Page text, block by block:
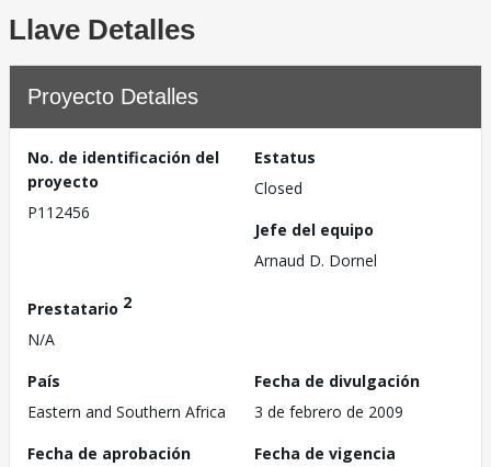
Llave Detalles
Proyecto Detalles
No. de identificación del
proyecto
P112456
Estatus
Closed
Jefe del equipo
Arnaud D. Dornel
Prestatario 2
N/A
País
Eastern and Southern Africa
Fecha de divulgación
3 de febrero de 2009
Fecha de aprobación
Fecha de vigencia